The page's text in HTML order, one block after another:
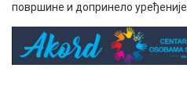
површине и допринело